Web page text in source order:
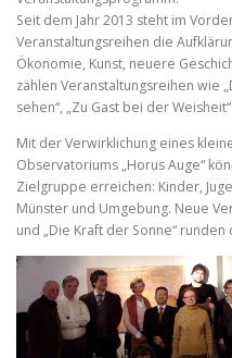
Seit dem Jahr 2013 steht im
Veranstaltungsreihen die
Ökonomie, Kunst, neuere
zählen Veranstaltungsreihen wie
sehen“, „Zu Gast bei der Weisheit“
Mit der Verwirklichung eines
Observatoriums „Horus Auge“
Zielgruppe erreichen: Kinder,
Münster und Umgebung. Neue
und „Die Kraft der Sonne“